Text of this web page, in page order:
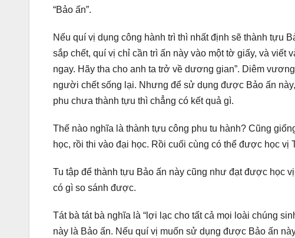
“Bảo ấn”.
Nếu quí vị dụng công hành trì thì nhất định sẽ thành tựu
sắp chết, quí vị chỉ cần trì ấn này vào một tờ giấy, và
ngay. Hãy tha cho anh ta trở về dương gian”. Diêm
người chết sống lại. Nhưng để sử dụng được Bảo ấn
phu chưa thành tựu thì chẳng có kết quả gì.
Thế nào nghĩa là thành tựu công phu tu hành? Cũng
học, rồi thi vào đại học. Rồi cuối cùng có thể được học vị
Tu tập để thành tựu Bảo ấn này cũng như đạt được học
có gì so sánh được.
Tát bà tát bà nghĩa là “lợi lạc cho tất cả mọi loài chúng
này là Bảo ấn. Nếu quí vị muốn sử dụng được Bảo ấn